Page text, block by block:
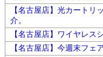
【名古屋店】光カートリ
介。
【名古屋店】ワイヤレス
【名古屋店】今週末フェ